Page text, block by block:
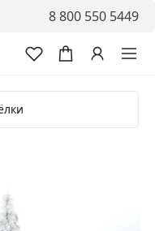
8 800 550 5449